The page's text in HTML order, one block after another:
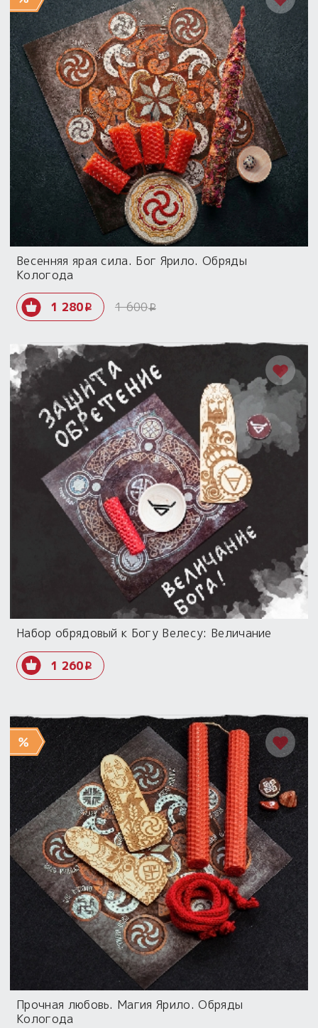
Весенняя ярая сила. Бог Ярило. Обряды
Кологода
1 280i 1 600i
Набор обрядовый к Богу Велесу: Величание
1 260i
Прочная любовь. Магия Ярило. Обряды
Кологода